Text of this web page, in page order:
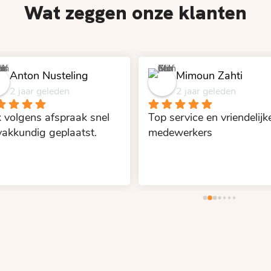
Wat zeggen onze klanten
Anton Nusteling
2 jaar geleden
volgens afspraak snel
geplaatst.
Mimoun Zahti
2 jaar geleden
Top service en
medewerkers